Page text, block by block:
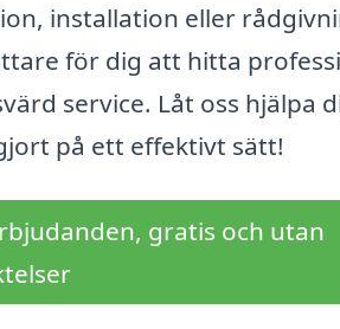
installation eller
för dig att hitta
service. Låt oss hjälpa
på ett effektivt sätt!
gratis och utan